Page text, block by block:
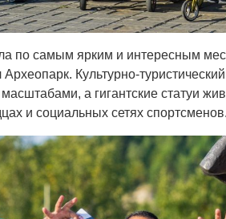
по самым ярким и интересным
Археопарк. Культурно-
а гигантские статуи
и социальных сетях спортсменов.